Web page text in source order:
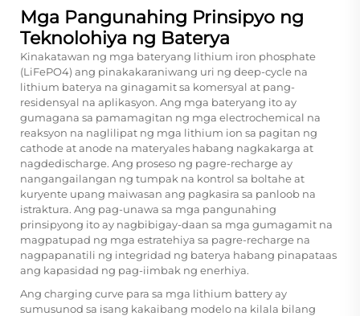
Mga Pangunahing Prinsipyo ng
Teknolohiya ng Baterya
Kinakatawan ng mga bateryang lithium iron phosphate
(LiFePO4) ang pinakakaraniwang uri ng deep-cycle na
lithium baterya na ginagamit sa komersyal at pang-
residensyal na aplikasyon. Ang mga bateryang ito ay
gumagana sa pamamagitan ng mga electrochemical na
reaksyon na naglilipat ng mga lithium ion sa pagitan ng
cathode at anode na materyales habang nagkakarga at
nagdedischarge. Ang proseso ng pagre-recharge ay
nangangailangan ng tumpak na kontrol sa boltahe at
kuryente upang maiwasan ang pagkasira sa panloob na
istraktura. Ang pag-unawa sa mga pangunahing
prinsipyong ito ay nagbibigay-daan sa mga gumagamit na
magpatupad ng mga estratehiya sa pagre-recharge na
nagpapanatili ng integridad ng baterya habang pinapataas
ang kapasidad ng pag-iimbak ng enerhiya.
Ang charging curve para sa mga lithium battery ay
sumusunod sa isang kakaibang modelo na kilala bilang